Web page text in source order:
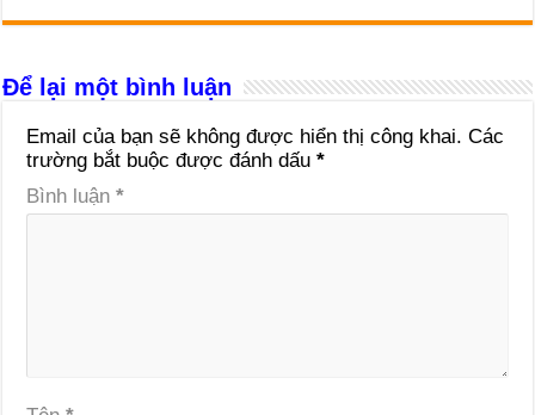
Để lại một bình luận
Email của bạn sẽ không được hiển thị công khai. Các
trường bắt buộc được đánh dấu*
Bình luận*